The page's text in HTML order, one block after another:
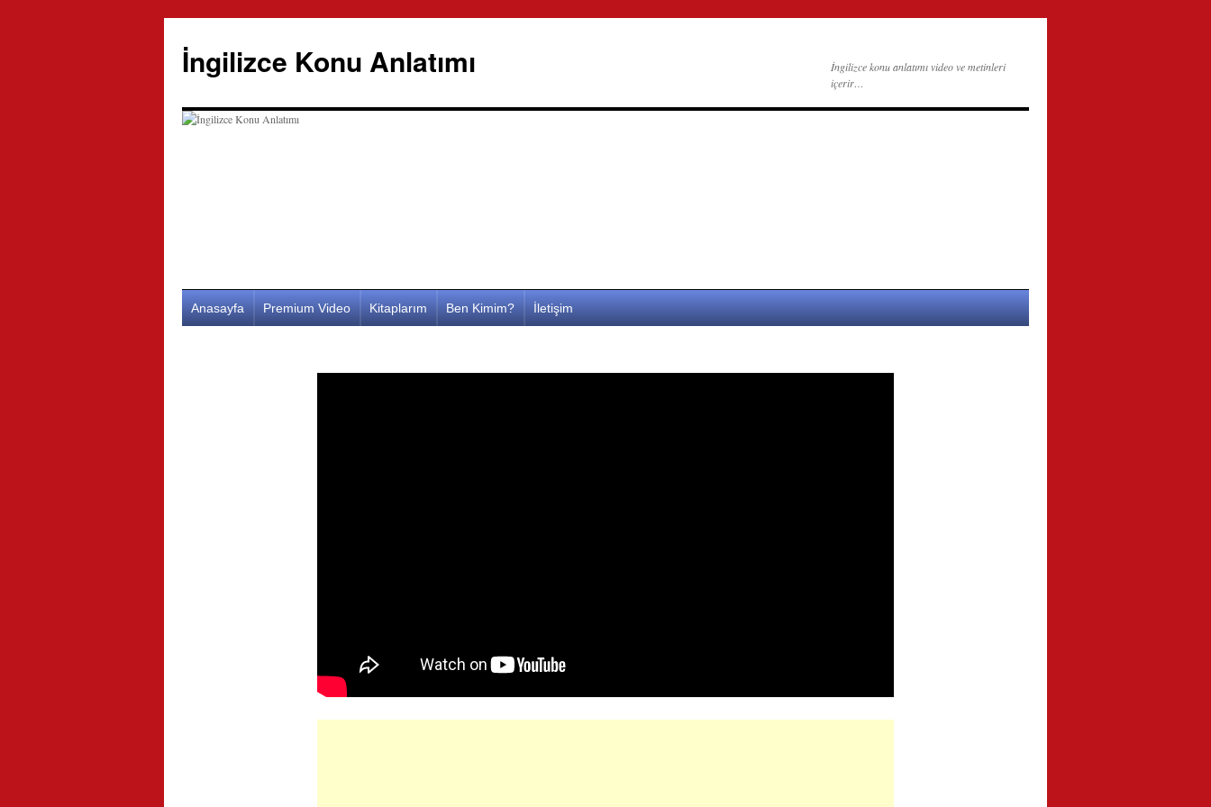
İngilizce Konu Anlatımı
İngilizce konu anlatımı video ve metinleri
içerir…
İçeriğe
Anasayfa Premium Video Kitaplarım Ben Kimim? İletişim